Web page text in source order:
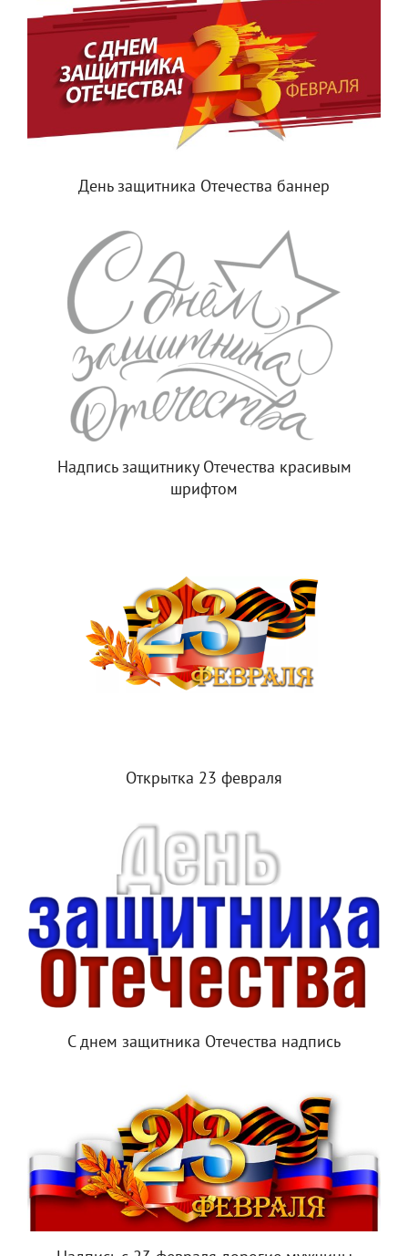
День защитника Отечества баннер
Надпись защитнику Отечества красивым
шрифтом
Открытка 23 февраля
С днем защитника Отечества надпись